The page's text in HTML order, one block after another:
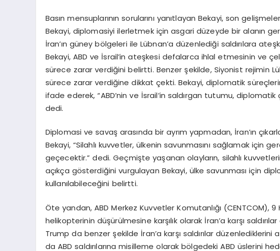
Basın mensuplarının sorularını yanıtlayan Bekayi, son
Bekayi, diplomasiyi ilerletmek için asgari düzeyde bir alanın
İran’ın güney bölgeleri ile Lübnan’a düzenlediği saldırılara
Bekayi, ABD ve İsrail’in ateşkesi defalarca ihlal etmesinin ve
sürece zarar verdiğini belirtti. Benzer şekilde, Siyonist rejimin
sürece zarar verdiğine dikkat çekti. Bekayi, diplomatik
ifade ederek, “ABD’nin ve İsrail’in saldırgan tutumu,
dedi.
Diplomasi ve savaş arasında bir ayrım yapmadan, İran’ın
Bekayi, “Silahlı kuvvetler, ülkenin savunmasını sağlamak için
geçecektir.” dedi. Geçmişte yaşanan olayların, silahlı
açıkça gösterdiğini vurgulayan Bekayi, ülke savunması için
kullanılabileceğini belirtti.
Öte yandan, ABD Merkez Kuvvetler Komutanlığı (CENTCOM),
helikopterinin düşürülmesine karşılık olarak İran’a karşı
Trump da benzer şekilde İran’a karşı saldırılar düzenlediklerini
da ABD saldırılarına misilleme olarak bölgedeki ABD üslerini